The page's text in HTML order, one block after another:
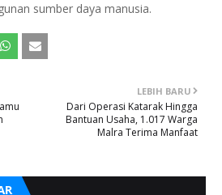
sumber daya manusia.
LEBIH BARU
Dari Operasi Katarak Hingga
Bantuan Usaha, 1.017 Warga
Malra Terima Manfaat